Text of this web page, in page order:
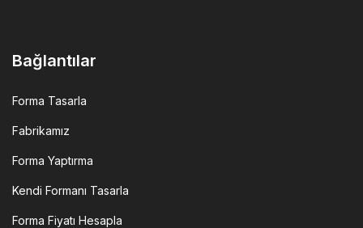
Bağlantılar
Forma Tasarla
Fabrikamız
Forma Yaptırma
Kendi Formanı Tasarla
Forma Fiyatı Hesapla